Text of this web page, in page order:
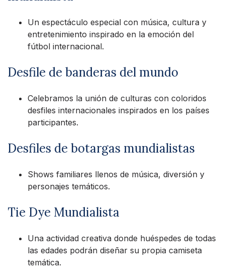
Un espectáculo especial con música, cultura y
entretenimiento inspirado en la emoción del
fútbol internacional.
Desfile de banderas del mundo
Celebramos la unión de culturas con coloridos
desfiles internacionales inspirados en los países
participantes.
Desfiles de botargas mundialistas
Shows familiares llenos de música, diversión y
personajes temáticos.
Tie Dye Mundialista
Una actividad creativa donde huéspedes de todas
las edades podrán diseñar su propia camiseta
temática.